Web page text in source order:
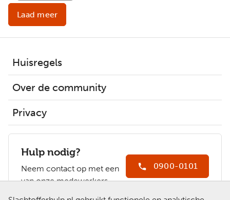
kleine
Laad meer
Huisregels
Over de community
Privacy
Hulp nodig?
Neem contact op met een
van onze medewerkers.
0900-0101